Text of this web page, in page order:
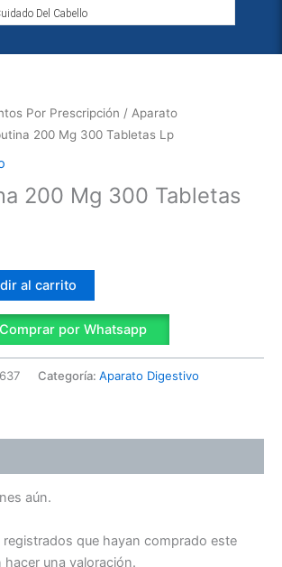
Del Cabello
Por Prescripción / Aparato
200 Mg 300 Tabletas Lp
200 Mg 300 Tabletas
al carrito
Comprar por Whatsapp
Categoría: Aparato Digestivo
aún.
registrados que hayan comprado este
una valoración.